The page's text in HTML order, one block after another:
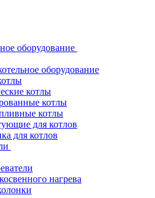
оборудование
оборудование
котлы
котлы
котлы
для котлов
для котлов
нагрева